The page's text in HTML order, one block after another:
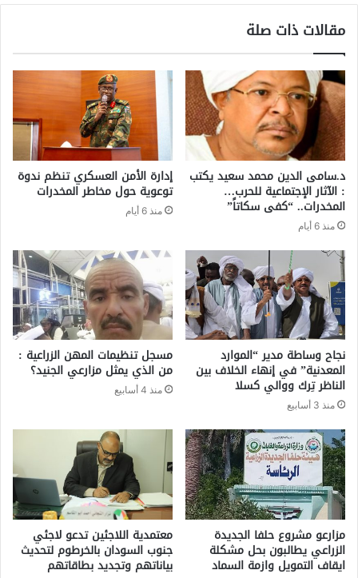
مقالات ذات صلة
د.سامى الدين محمد سعيد يكتب
: الآثار الإجتماعية للحرب…
المخدرات.. “كفى سكاتاً”
منذ 6 أيام
إدارة الأمن العسكري تنظم ندوة
توعوية حول مخاطر المخدرات
منذ 6 أيام
نجاح وساطة مدير “الموارد
المعدنية” في إنهاء الخلاف بين
الناظر تِرك ووالي كسلا
منذ 3 أسابيع
مسجل تنظيمات المهن الزراعية :
من الذي يمثل مزارعي الجنيد؟
منذ 4 أسابيع
مزارعو مشروع حلفا الجديدة
الزراعي يطالبون بحل مشكلة
ايقاف التمويل وازمة السماد
معتمدية اللاجئين تدعو لاجئي
جنوب السودان بالخرطوم لتحديث
بياناتهم وتجديد بطاقاتهم